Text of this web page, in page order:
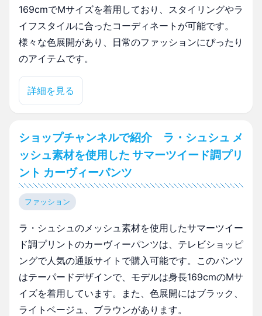
169cmでMサイズを着用しており、スタイリングやラ
イフスタイルに合ったコーディネートが可能です。
様々な色展開があり、日常のファッションにぴったり
のアイテムです。
詳細を見る
ショップチャンネルで紹介 ラ・シュシュ メ
ッシュ素材を使用した サマーツイード調プリ
ント カーヴィーパンツ
ファッション
ラ・シュシュのメッシュ素材を使用したサマーツイー
ド調プリントのカーヴィーパンツは、テレビショッピ
ングで人気の通販サイトで購入可能です。このパンツ
はテーパードデザインで、モデルは身長169cmのMサ
イズを着用しています。また、色展開にはブラック、
ライトベージュ、ブラウンがあります。